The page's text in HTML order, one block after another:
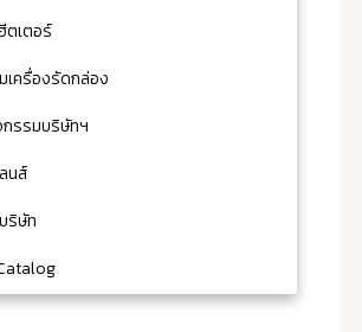
ตเตอร์
เครื่องรัดกล่อง
กรรมบริษัทฯ
นส์
ริษัท